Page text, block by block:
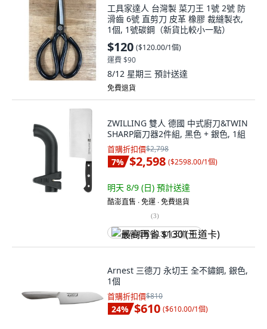
工具家達人 台灣製 菜刀王 1號 2號 防
滑齒 6號 直剪刀 皮革 橡膠 裁縫製衣,
1個, 1號碳鋼（新貨比較小一點）
$120 ($120.00/1個)
運費 $90
8/12 星期三 預計送達
免費退貨
ZWILLING 雙人 德國 中式廚刀&TWIN
SHARP磨刀器2件組, 黑色 + 銀色, 1組
首購折扣價$2,798
7% $2,598 ($2598.00/1個)
明天 8/9 (日) 預計送達
酷澎直售 ∙ 免運 ∙ 免費退貨
(3)
最高再省 $130 (王道卡)
Arnest 三德刀 永切王 全不鏽鋼, 銀色,
1個
首購折扣價$810
24% $610 ($610.00/1個)